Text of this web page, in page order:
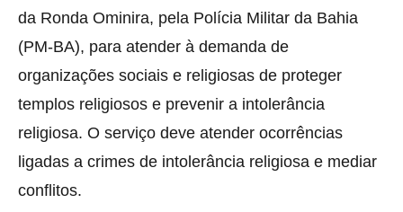
da Ronda Ominira, pela Polícia Militar da Bahia
(PM-BA), para atender à demanda de
organizações sociais e religiosas de proteger
templos religiosos e prevenir a intolerância
religiosa. O serviço deve atender ocorrências
ligadas a crimes de intolerância religiosa e mediar
conflitos.